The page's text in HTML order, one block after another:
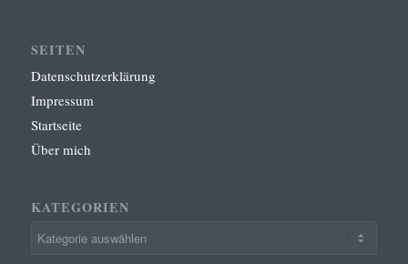
SEITEN
Datenschutzerklärung
Impressum
Startseite
Über mich
KATEGORIEN